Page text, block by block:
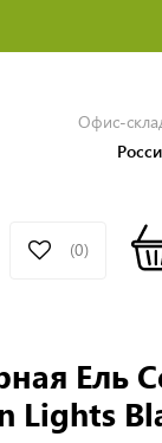
Офис-
(0)
Ель
Lights